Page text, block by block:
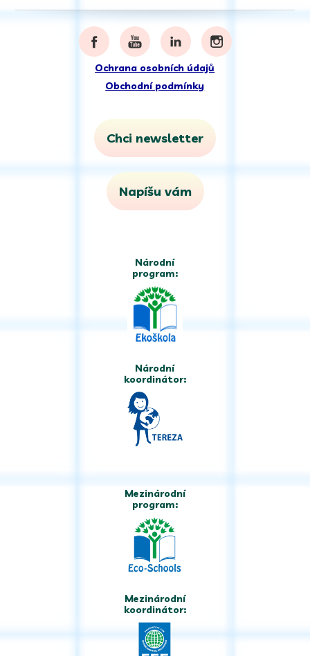
Ochrana osobních údajů
Obchodní podmínky
Chci newsletter
Napíšu vám
Národní
program:
Národní
koordinátor:
Mezinárodní
program:
Mezinárodní
koordinátor: